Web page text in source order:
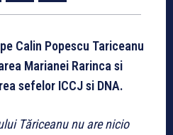
Calin Popescu Tariceanu
Marianei Rarinca si
sefelor ICCJ si DNA.
Tăriceanu nu are nicio